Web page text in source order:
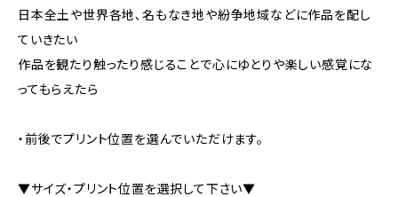
日本全土や世界各地､名もなき地や紛争地域などに作品を配し
ていきたい
作品を観たり触ったり感じることで心にゆとりや楽しい感覚にな
ってもらえたら
・前後でプリント位置を選んでいただけます。
▼サイズ・プリント位置を選択して下さい▼